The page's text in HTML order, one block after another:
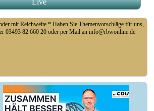
Live
mit Reichweite * Haben Sie Themenvorschläge für uns,
03493 82 660 20 oder per Mail an info@rbwonline.de
hat wegen des geringen Wasserstands der Elbe den